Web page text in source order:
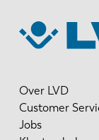
Over LVD
Customer
Jobs